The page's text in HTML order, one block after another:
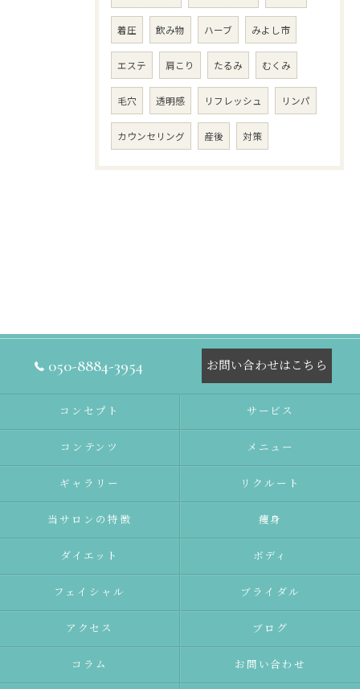
着圧 飲み物 ハーブ みよし市
エステ 肩こり たるみ むくみ
毛穴 透明感 リフレッシュ リンパ
カウンセリング 産後 対策
050-8884-3954 お問い合わせはこちら
コンセプト サービス
コンテンツ メニュー
ギャラリー リクルート
当サロンの特徴 痩身
ダイエット ボディ
フェイシャル ブライダル
アクセス ブログ
コラム お問い合わせ